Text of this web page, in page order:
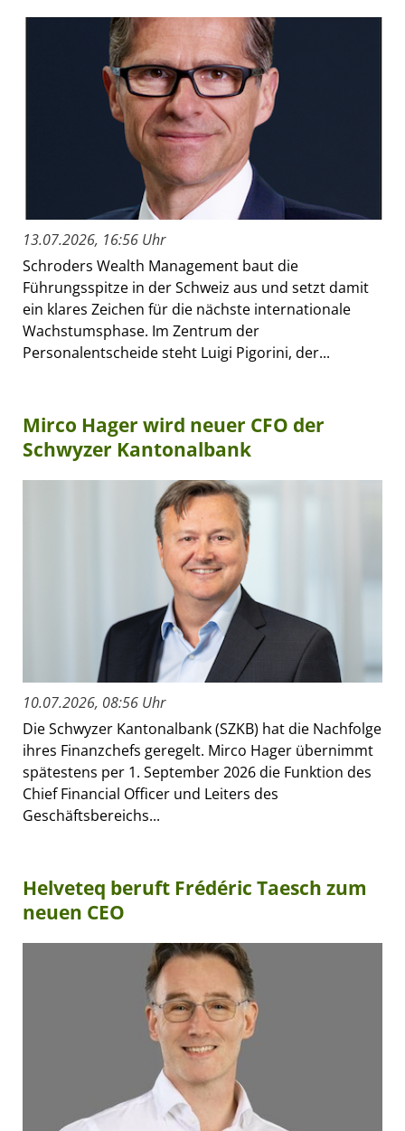
13.07.2026, 16:56 Uhr
Schroders Wealth Management baut die
Führungsspitze in der Schweiz aus und setzt damit
ein klares Zeichen für die nächste internationale
Wachstumsphase. Im Zentrum der
Personalentscheide steht Luigi Pigorini, der...
Mirco Hager wird neuer CFO der
Schwyzer Kantonalbank
10.07.2026, 08:56 Uhr
Die Schwyzer Kantonalbank (SZKB) hat die Nachfolge
ihres Finanzchefs geregelt. Mirco Hager übernimmt
spätestens per 1. September 2026 die Funktion des
Chief Financial Officer und Leiters des
Geschäftsbereichs...
Helveteq beruft Frédéric Taesch zum
neuen CEO